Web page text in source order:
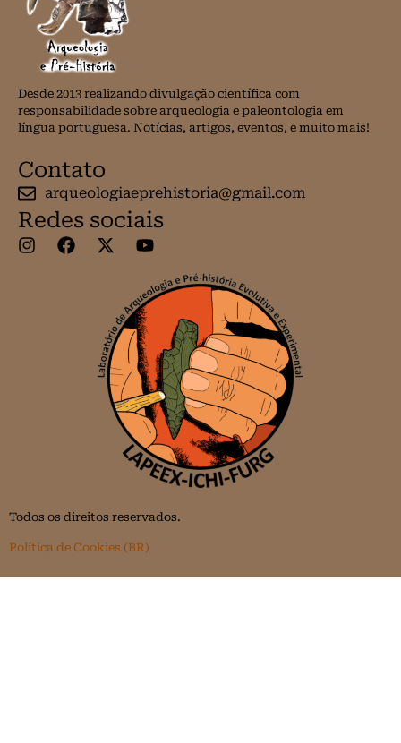
Desde 2013 realizando divulgação científica com
responsabilidade sobre arqueologia e paleontologia em
língua portuguesa. Notícias, artigos, eventos, e muito mais!
Contato
arqueologiaeprehistoria@gmail.com
Redes sociais
Todos os direitos reservados.
Política de Cookies (BR)